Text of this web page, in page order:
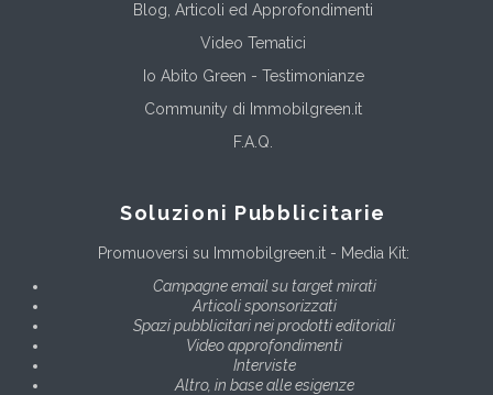
Blog, Articoli ed Approfondimenti
Video Tematici
Io Abito Green - Testimonianze
Community di Immobilgreen.it
F.A.Q.
Soluzioni Pubblicitarie
Promuoversi su Immobilgreen.it - Media Kit:
Campagne email su target mirati
Articoli sponsorizzati
Spazi pubblicitari nei prodotti editoriali
Video approfondimenti
Interviste
Altro, in base alle esigenze